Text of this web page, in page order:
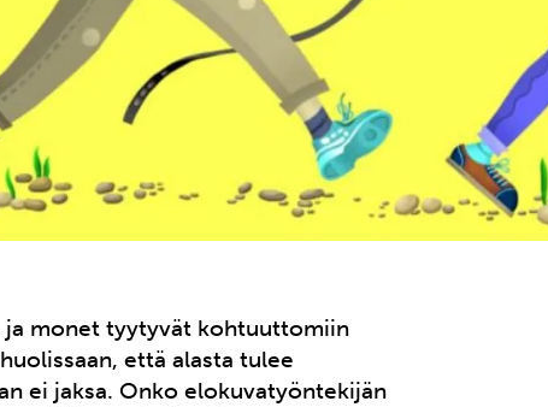
ja monet tyytyvät kohtuuttomiin
että alasta tulee
ei jaksa. Onko elokuvatyöntekijän